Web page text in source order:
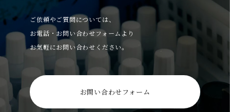
ご依頼やご質問については、
お電話・お問い合わせフォームより
お気軽にお問い合わせください。
お問い合わせフォーム